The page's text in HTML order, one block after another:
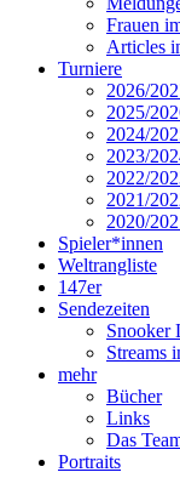
Frauen
Articles
Turniere
2026/
2025/
2024/
2023/
2022/
2021/
2020/
Spieler*innen
Weltrangliste
147er
Sendezeiten
Snooker
Streams
mehr
Bücher
Links
Das
Portraits